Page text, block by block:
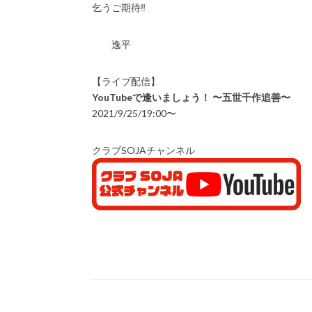
乞うご期待‼️
逸平
【ライブ配信】
YouTubeで逢いましょう！ 〜五世千作追善〜
2021/9/25/19:00〜
クラブSOJAチャンネル